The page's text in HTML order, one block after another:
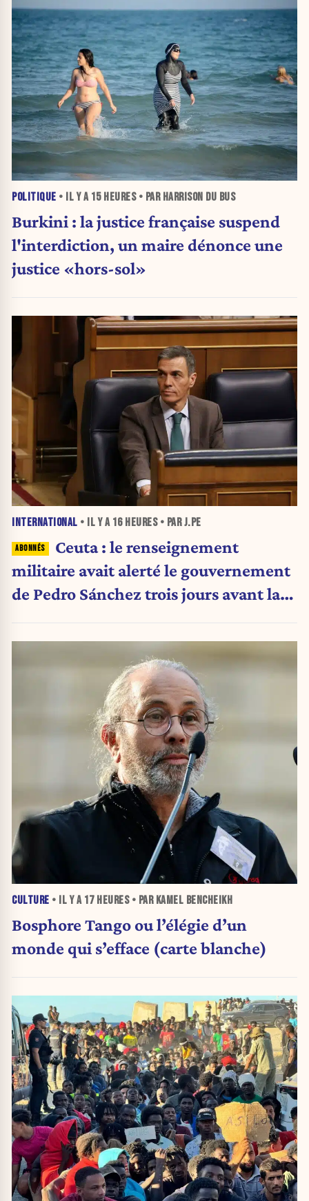
POLITIQUE • IL Y A 15 HEURES• PAR HARRISON DU BUS
Burkini : la justice française suspend
l'interdiction, un maire dénonce une
justice «hors-sol»
INTERNATIONAL • IL Y A 16 HEURES• PAR J.PE
Ceuta : le renseignement
militaire avait alerté le gouvernement
de Pedro Sánchez trois jours avant la
CULTURE • IL Y A 17 HEURES• PAR KAMEL BENCHEIKH
Bosphore Tango ou l’élégie d’un
monde qui s’efface (carte blanche)